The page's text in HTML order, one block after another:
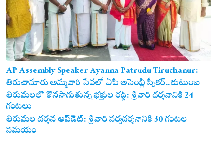
AP Assembly Speaker Ayanna Patrudu Tiruchanur:
తిరుచానూరు అమ్మవారి సేవలో ఏపీ అసెంబ్లీ స్పీకర్.. కుటుంబ
సమేతంగా దర్శించుకున్న అయ్యన్నపాత్రుడు!
తిరుమలలో కొనసాగుతున్న భక్తుల రద్దీ: శ్రీవారి దర్శనానికి 24
గంటలు
తిరుమల దర్శన అప్‌డేట్: శ్రీవారి సర్వదర్శనానికి 30 గంటల
సమయం